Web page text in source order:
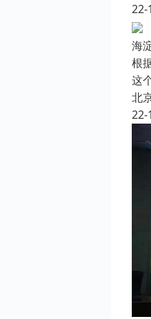
22-
海
根
这
北
22-